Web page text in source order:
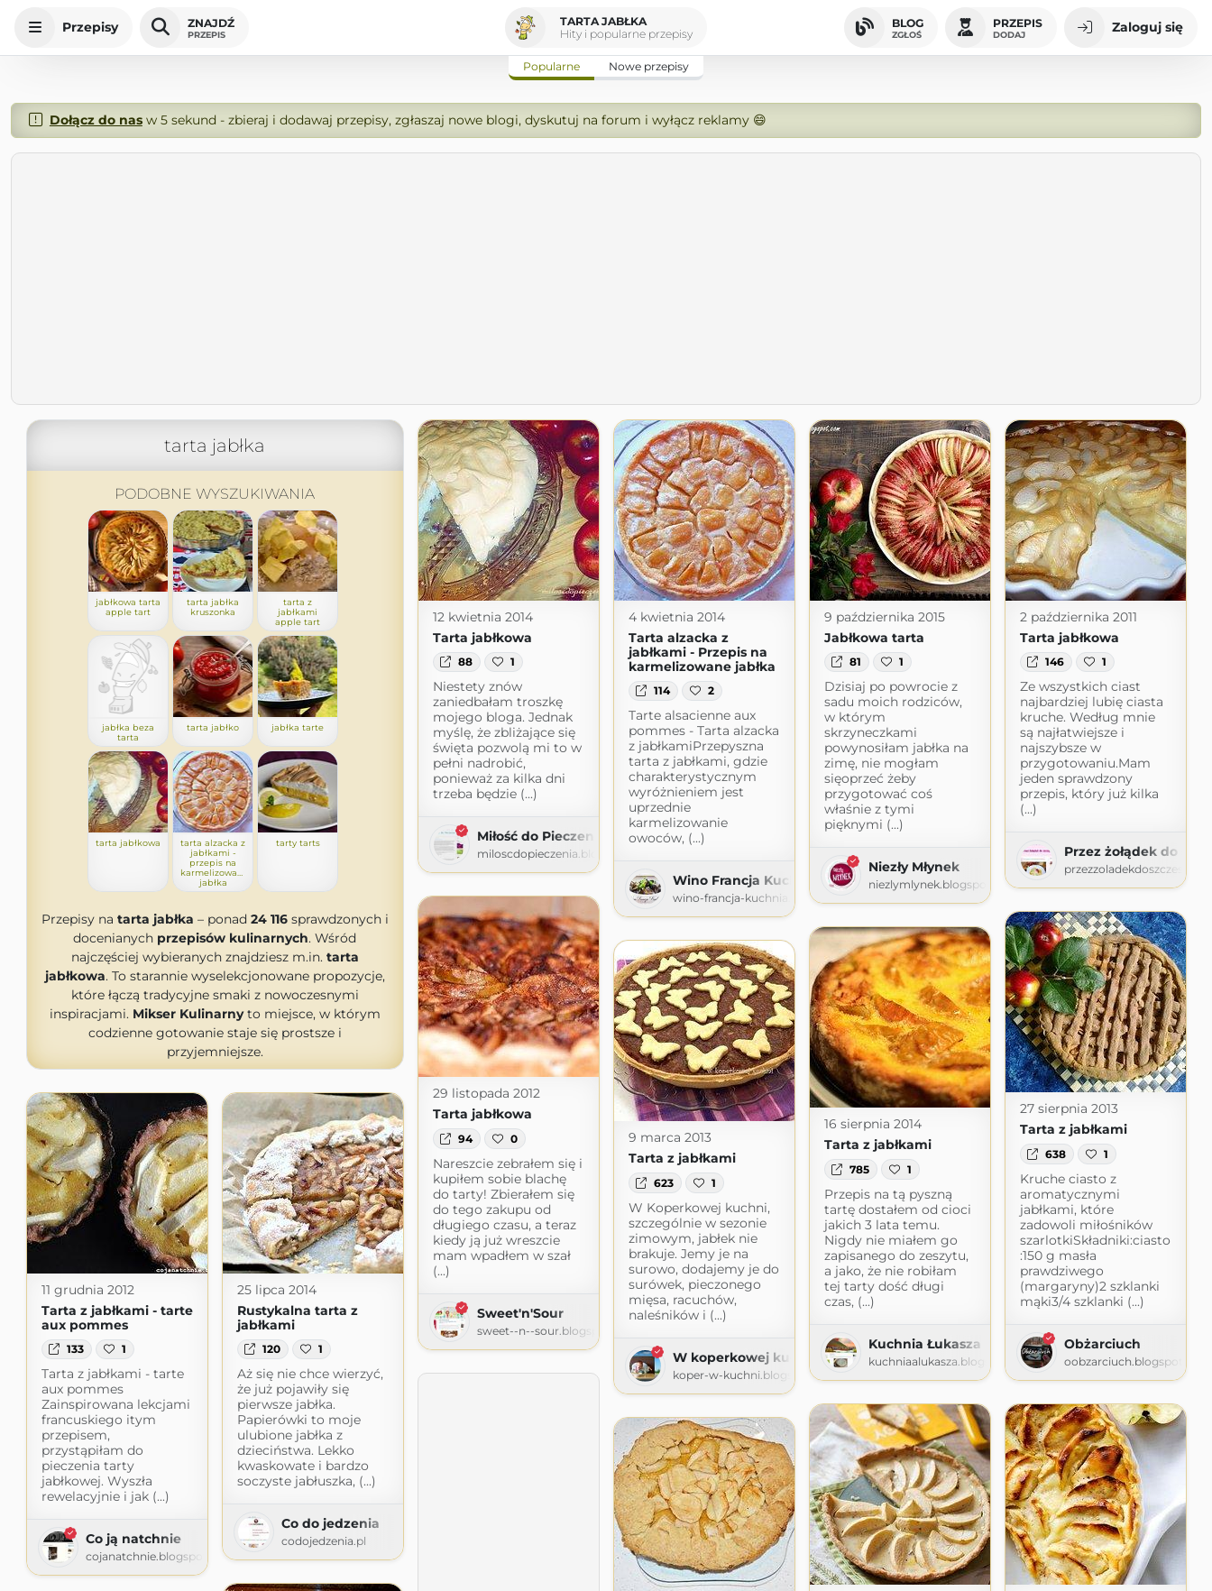
Przepisy ZNAJDŹ
PRZEPIS
TARTA JABŁKA
Hity i popularne przepisy
BLOG
ZGŁOŚ
PRZEPIS
DODAJ Zaloguj się
Popularne Nowe przepisy
Dołącz do nasw 5 sekund - zbieraj i dodawaj przepisy, zgłaszaj nowe blogi, dyskutuj na forum i wyłącz reklamy 😄
tarta jabłka
PODOBNE WYSZUKIWANIA
jabłkowa tarta
apple tart
tarta jabłka
kruszonka
tarta z
jabłkami
apple tart
jabłka beza
tarta
tarta jabłko jabłka tarte
tarta jabłkowa
tarta alzacka z
jabłkami -
przepis na
karmelizowane
jabłka
tarty tarts
Przepisy na tarta jabłka – ponad 24 116sprawdzonych i
docenianych przepisów kulinarnych. Wśród
najczęściej wybieranych znajdziesz m.in. tarta
jabłkowa. To starannie wyselekcjonowane propozycje,
które łączą tradycyjne smaki z nowoczesnymi
inspiracjami. Mikser Kulinarnyto miejsce, w którym
codzienne gotowanie staje się prostsze i
przyjemniejsze.
12 kwietnia 2014
Tarta jabłkowa
88 1
Niestety znów
zaniedbałam troszkę
mojego bloga. Jednak
myślę, że zbliżające się
święta pozwolą mi to w
pełni nadrobić,
ponieważ za kilka dni
trzeba będzie (...)
Miłość do Pieczenia
miloscdopieczenia.blogspot.com
4 kwietnia 2014
Tarta alzacka z
jabłkami - Przepis na
karmelizowane jabłka
114 2
Tarte alsacienne aux
pommes - Tarta alzacka
z jabłkamiPrzepyszna
tarta z jabłkami, gdzie
charakterystycznym
wyróżnieniem jest
uprzednie
karmelizowanie
owoców, (...)
Wino Francja Kuchnia Podróże Emigracja
wino-francja-kuchnia.blogspot.com
9 października 2015
Jabłkowa tarta
81 1
Dzisiaj po powrocie z
sadu moich rodziców,
w którym
skrzyneczkami
powynosiłam jabłka na
zimę, nie mogłam
sięoprzeć żeby
przygotować coś
właśnie z tymi
pięknymi (...)
Niezły Młynek
niezlymlynek.blogspot.com
2 października 2011
Tarta jabłkowa
146 1
Ze wszystkich ciast
najbardziej lubię ciasta
kruche. Według mnie
są najłatwiejsze i
najszybsze w
przygotowaniu.Mam
jeden sprawdzony
przepis, który już kilka
(...)
Przez żołądek do
29 listopada 2012
Tarta jabłkowa
94 0
Nareszcie zebrałem się i
kupiłem sobie blachę
do tarty! Zbierałem się
do tego zakupu od
długiego czasu, a teraz
kiedy ją już wreszcie
mam wpadłem w szał
(...)
Sweet'n'Sour
sweet--n--sour.blogspot.com
27 sierpnia 2013
Tarta z jabłkami
638 1
Kruche ciasto z
aromatycznymi
jabłkami, które
zadowoli miłośników
szarlotkiSkładniki:ciasto
:150 g masła
prawdziwego
(margaryny)2 szklanki
mąki3/4 szklanki (...)
Obżarciuch
oobzarciuch.blogspot.com
16 sierpnia 2014
Tarta z jabłkami
785 1
Przepis na tą pyszną
tartę dostałem od cioci
jakich 3 lata temu.
Nigdy nie miałem go
zapisanego do zeszytu,
a jako, że nie robiłam
tej tarty dość długi
czas, (...)
Kuchnia Łukasza
kuchniaalukasza.blogspot.com
9 marca 2013
Tarta z jabłkami
623 1
W Koperkowej kuchni,
szczególnie w sezonie
zimowym, jabłek nie
brakuje. Jemy je na
surowo, dodajemy je do
surówek, pieczonego
mięsa, racuchów,
naleśników i (...)
W koperkowej kuchni
koper-w-kuchni.blogspot.com
11 grudnia 2012
Tarta z jabłkami - tarte
aux pommes
133 1
Tarta z jabłkami - tarte
aux pommes
Zainspirowana lekcjami
francuskiego itym
przepisem,
przystąpiłam do
pieczenia tarty
jabłkowej. Wyszła
rewelacyjnie i jak (...)
Co ją natchnie
cojanatchnie.blogspot.com
25 lipca 2014
Rustykalna tarta z
jabłkami
120 1
Aż się nie chce wierzyć,
że już pojawiły się
pierwsze jabłka.
Papierówki to moje
ulubione jabłka z
dzieciństwa. Lekko
kwaskowate i bardzo
soczyste jabłuszka, (...)
Co do jedzenia
codojedzenia.pl